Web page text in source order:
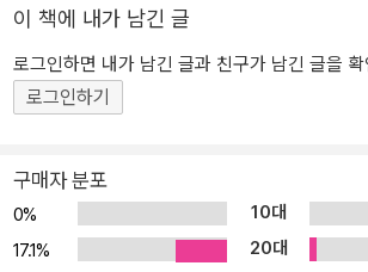
있는 저자는 성별, 소득, 돌봄 의무가 자유 시간
간을 할애하기 위해 자기 시간을 포기하는 것이
심지어 일종의 자격으로 변질되기도” 하는 자본
밖에 없다는 것이다. 낙오되지 않은, 직업 세계에서 인정받을 게 자명
한 A의 삶은 어떨까? 오늘날 많은 직무가 주 40
없게 설계되어 있다. 이로 인해 초과 근무가 일
인이 시간 부족을 넘어 시간에 쫓기는 감각, 즉
이 책에 내가 남긴 글
로그인하면 내가 남긴 글과 친구가 남긴 글을
로그인하기
구매자 분포
0% 10대
17.1%
20대